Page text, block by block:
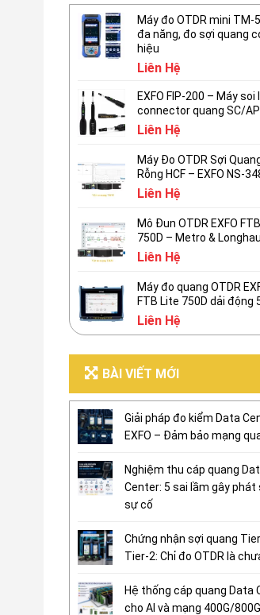
Máy đo OTDR mini TM-
đa năng, đo sợi quang
hiệu
Liên Hệ
EXFO FIP-200 – Máy soi
connector quang SC/
Liên Hệ
Máy Đo OTDR Sợi
Rỗng HCF – EXFO NS-
Liên Hệ
Mô Đun OTDR EXFO
750D – Metro & Longhaul
Liên Hệ
Máy đo quang OTDR
FTB Lite 750D dải động
Liên Hệ
BÀI VIẾT MỚI
Giải pháp đo kiểm Data
EXFO – Đảm bảo mạng
Nghiệm thu cáp quang
Center: 5 sai lầm gây phát
sự cố
Chứng nhận sợi quang
Tier-2: Chỉ đo OTDR là
Hệ thống cáp quang Data
cho AI và mạng 400G/800G